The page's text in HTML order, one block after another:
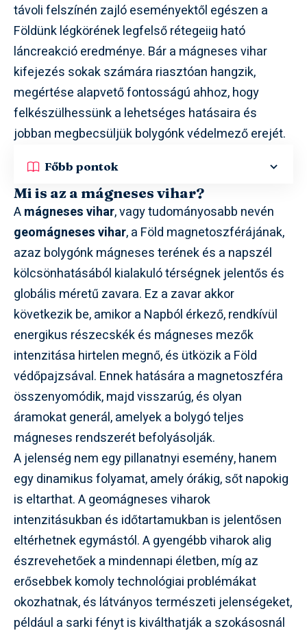
távoli felszínén zajló eseményektől egészen a
Földünk légkörének legfelső rétegeiig ható
láncreakció eredménye. Bár a mágneses vihar
kifejezés sokak számára riasztóan hangzik,
megértése alapvető fontosságú ahhoz, hogy
felkészülhessünk a lehetséges hatásaira és
jobban megbecsüljük bolygónk védelmező erejét.
Főbb pontok
Mi is az a mágneses vihar?
Amágneses vihar, vagy tudományosabb nevén
geomágneses vihar, a Föld magnetoszférájának,
azaz bolygónk mágneses terének és a napszél
kölcsönhatásából kialakuló térségnek jelentős és
globális méretű zavara. Ez a zavar akkor
következik be, amikor a Napból érkező, rendkívül
energikus részecskék és mágneses mezők
intenzitása hirtelen megnő, és ütközik a Föld
védőpajzsával. Ennek hatására a magnetoszféra
összenyomódik, majd visszarúg, és olyan
áramokat generál, amelyek a bolygó teljes
mágneses rendszerét befolyásolják.
A jelenség nem egy pillanatnyi esemény, hanem
egy dinamikus folyamat, amely órákig, sőt napokig
is eltarthat. A geomágneses viharok
intenzitásukban és időtartamukban is jelentősen
eltérhetnek egymástól. A gyengébb viharok alig
észrevehetőek a mindennapi életben, míg az
erősebbek komoly technológiai problémákat
okozhatnak, és látványos természeti jelenségeket,
például a sarki fényt is kiválthatják a szokásosnál